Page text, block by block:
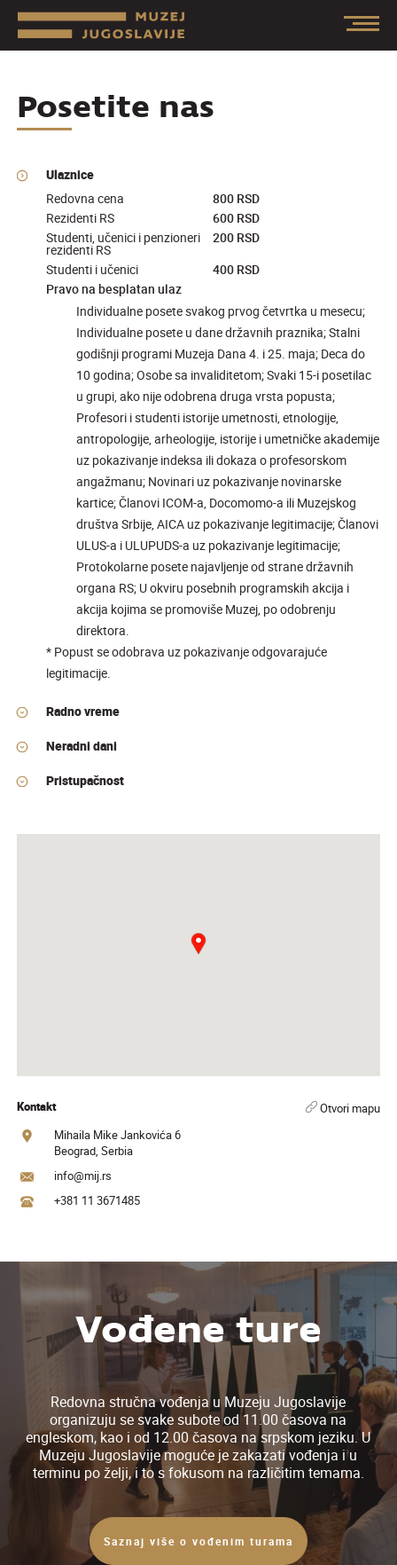
Posetite nas
Ulaznice
Redovna cena
800 RSD
Rezidenti RS
600 RSD
Studenti, učenici i penzioneri
rezidenti RS
200 RSD
Studenti i učenici
400 RSD
Pravo na besplatan ulaz
Individualne posete svakog prvog četvrtka u mesecu;
Individualne posete u dane državnih praznika; Stalni
godišnji programi Muzeja Dana 4. i 25. maja; Deca do
10 godina; Osobe sa invaliditetom; Svaki 15-i posetilac
u grupi, ako nije odobrena druga vrsta popusta;
Profesori i studenti istorije umetnosti, etnologije,
antropologije, arheologije, istorije i umetničke akademije
uz pokazivanje indeksa ili dokaza o profesorskom
angažmanu; Novinari uz pokazivanje novinarske
kartice; Članovi ICOM-a, Docomomo-a ili Muzejskog
društva Srbije, AICA uz pokazivanje legitimacije; Članovi
ULUS-a i ULUPUDS-a uz pokazivanje legitimacije;
Protokolarne posete najavljenje od strane državnih
organa RS; U okviru posebnih programskih akcija i
akcija kojima se promoviše Muzej, po odobrenju
direktora.
* Popust se odobrava uz pokazivanje odgovarajuće
legitimacije.
Radno vreme
Neradni dani
Pristupačnost
Kontakt
Mihaila Mike Jankovića 6
Beograd, Serbia
info@mij.rs
+381 11 3671485
Otvori mapu
Vođene ture
Redovna stručna vođenja u Muzeju Jugoslavije
organizuju se svake subote od 11.00 časova na
engleskom, kao i od 12.00 časova na srpskom jeziku. U
Muzeju Jugoslavije moguće je zakazati vođenja i u
terminu po želji, i to s fokusom na različitim temama.
Saznaj više o vođenim turama